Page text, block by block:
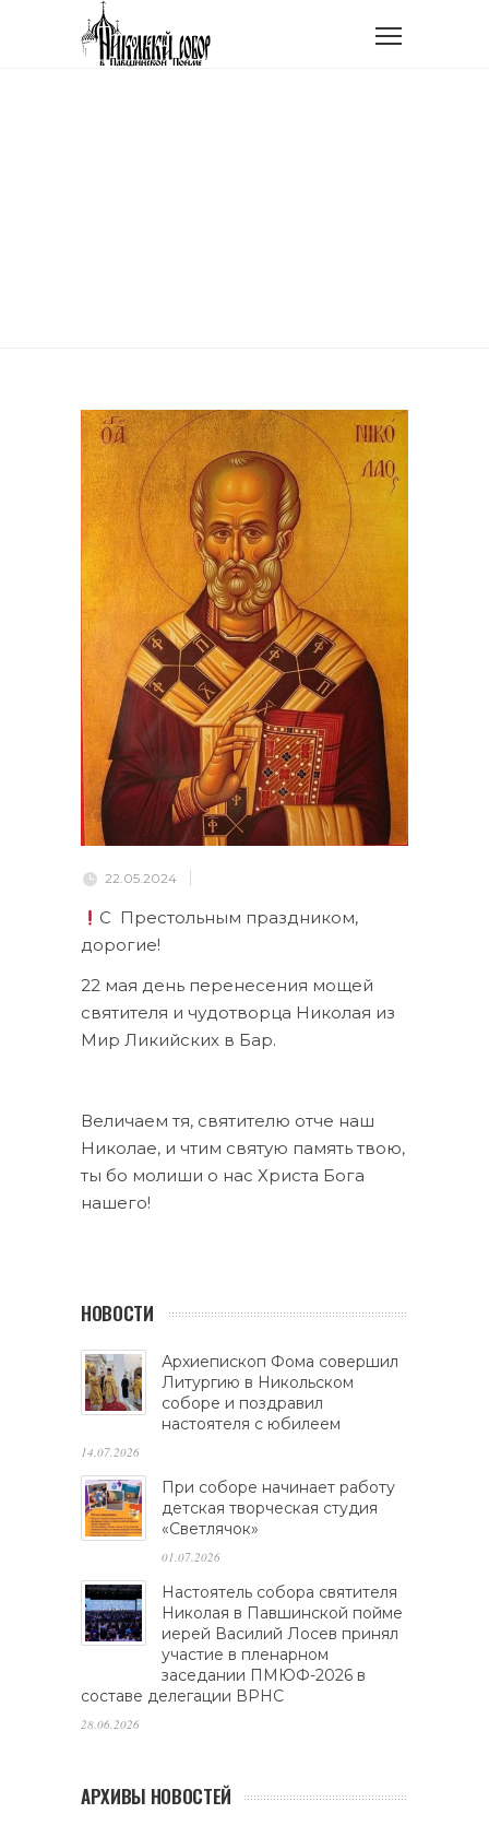
22.05.2024
С Престольным праздником,
дорогие!
22 мая день перенесения мощей
святителя и чудотворца Николая из
Мир Ликийских в Бар.
Величаем тя, святителю отче наш
Николае, и чтим святую память твою,
ты бо молиши о нас Христа Бога
нашего!
НОВОСТИ
Архиепископ Фома совершил
Литургию в Никольском
соборе и поздравил
настоятеля с юбилеем
14.07.2026
При соборе начинает работу
детская творческая студия
«Светлячок»
01.07.2026
Настоятель собора святителя
Николая в Павшинской пойме
иерей Василий Лосев принял
участие в пленарном
заседании ПМЮФ-2026 в
составе делегации ВРНС
28.06.2026
АРХИВЫ НОВОСТЕЙ